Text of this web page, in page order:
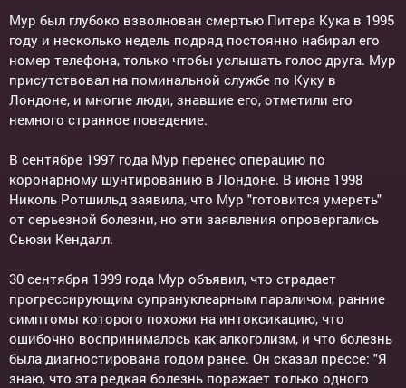
Мур был глубоко взволнован смертью Питера Кука в 1995
году и несколько недель подряд постоянно набирал его
номер телефона, только чтобы услышать голос друга. Мур
присутствовал на поминальной службе по Куку в
Лондоне, и многие люди, знавшие его, отметили его
немного странное поведение.
В сентябре 1997 года Мур перенес операцию по
коронарному шунтированию в Лондоне. В июне 1998
Николь Ротшильд заявила, что Мур "готовится умереть"
от серьезной болезни, но эти заявления опровергались
Сьюзи Кендалл.
30 сентября 1999 года Мур объявил, что страдает
прогрессирующим супрануклеарным параличом, ранние
симптомы которого похожи на интоксикацию, что
ошибочно воспринималось как алкоголизм, и что болезнь
была диагностирована годом ранее. Он сказал прессе: "Я
знаю, что эта редкая болезнь поражает только одного